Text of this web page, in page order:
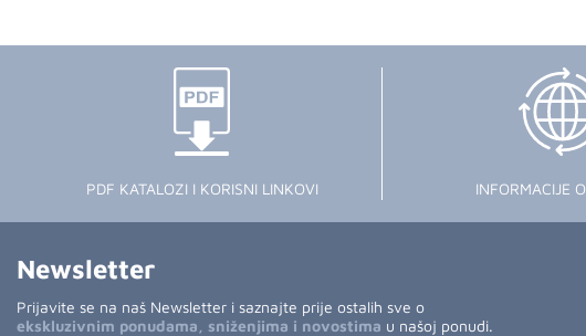
PDF KATALOZI I KORISNI LINKOVI INFORMACIJE
Newsletter
Prijavite se na naš Newsletter i saznajte prije ostalih sve o
ekskluzivnim ponudama, sniženjima i novostima u našoj ponudi.